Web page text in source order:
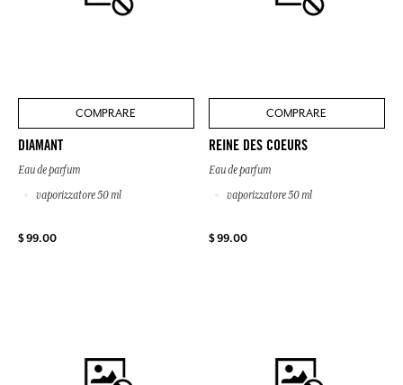
COMPRARE
DIAMANT
Eau de parfum
vaporizzatore 50 ml
$ 99.00
COMPRARE
REINE DES COEURS
Eau de parfum
vaporizzatore 50 ml
$ 99.00